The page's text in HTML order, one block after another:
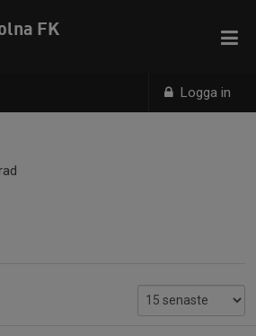
Logga in
FK